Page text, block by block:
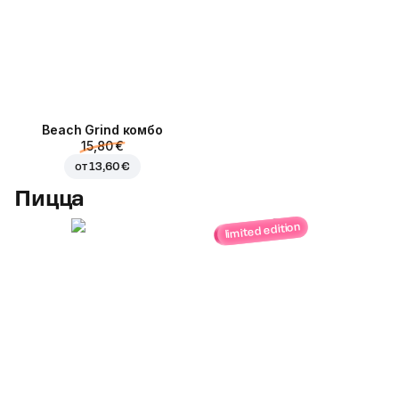
Beach Grind комбо
15,80 €
от13,60 €
Пицца
limited edition